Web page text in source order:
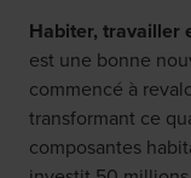
Habiter, travailler
est une bonne
commencé à
transformant ce
composantes